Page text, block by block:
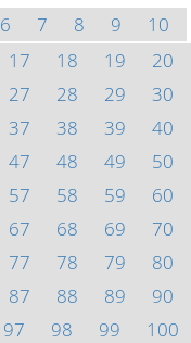
6 7 8 9
10
17 18 19
20
27 28 29
30
37 38 39
40
47 48 49
50
57 58 59
60
67 68 69
70
77 78 79
80
87 88 89
90
97 98 99
100